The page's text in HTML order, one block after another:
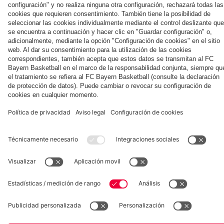
Kong
Jeju
contra
el Jeju
SK
el hotel
del
equipo
en Jeju
Summer
Tour
Aviso legal Política de privacidad Condiciones de uso
Accesibilidad
Sistema de denuncia
Contacto Ajustes de cookies